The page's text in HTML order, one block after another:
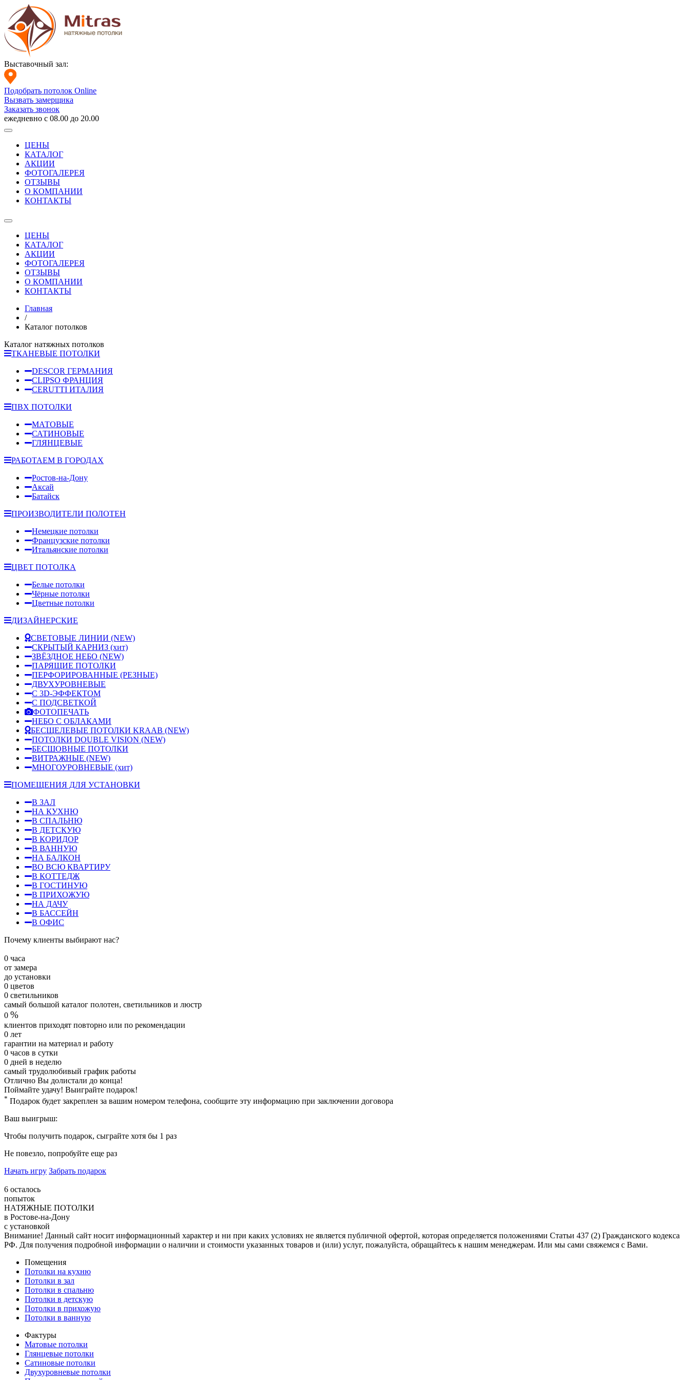
Выставочный зал:
Подобрать потолок Online
Вызвать замерщика
Заказать звонок
ежедневно с 08.00 до 20.00
ЦЕНЫ
КАТАЛОГ
АКЦИИ
ФОТОГАЛЕРЕЯ
ОТЗЫВЫ
О КОМПАНИИ
КОНТАКТЫ
ЦЕНЫ
КАТАЛОГ
АКЦИИ
ФОТОГАЛЕРЕЯ
ОТЗЫВЫ
О КОМПАНИИ
КОНТАКТЫ
Главная
/
Каталог потолков
Каталог натяжных потолков
ТКАНЕВЫЕ ПОТОЛКИ
DESCOR ГЕРМАНИЯ
CLIPSO ФРАНЦИЯ
CERUTTI ИТАЛИЯ
ПВХ ПОТОЛКИ
МАТОВЫЕ
САТИНОВЫЕ
ГЛЯНЦЕВЫЕ
РАБОТАЕМ В ГОРОДАХ
Ростов-на-Дону
Аксай
Батайск
ПРОИЗВОДИТЕЛИ ПОЛОТЕН
Немецкие потолки
Французские потолки
Итальянские потолки
ЦВЕТ ПОТОЛКА
Белые потолки
Чёрные потолки
Цветные потолки
ДИЗАЙНЕРСКИЕ
СВЕТОВЫЕ ЛИНИИ (NEW)
СКРЫТЫЙ КАРНИЗ (хит)
ЗВЁЗДНОЕ НЕБО (NEW)
ПАРЯЩИЕ ПОТОЛКИ
ПЕРФОРИРОВАННЫЕ (РЕЗНЫЕ)
ДВУХУРОВНЕВЫЕ
С 3D-ЭФФЕКТОМ
С ПОДСВЕТКОЙ
ФОТОПЕЧАТЬ
НЕБО С ОБЛАКАМИ
БЕСЩЕЛЕВЫЕ ПОТОЛКИ KRAAB (NEW)
ПОТОЛКИ DOUBLE VISION (NEW)
БЕСШОВНЫЕ ПОТОЛКИ
ВИТРАЖНЫЕ (NEW)
МНОГОУРОВНЕВЫЕ (хит)
ПОМЕЩЕНИЯ ДЛЯ УСТАНОВКИ
В ЗАЛ
НА КУХНЮ
В СПАЛЬНЮ
В ДЕТСКУЮ
В КОРИДОР
В ВАННУЮ
НА БАЛКОН
ВО ВСЮ КВАРТИРУ
В КОТТЕДЖ
В ГОСТИНУЮ
В ПРИХОЖУЮ
НА ДАЧУ
В БАССЕЙН
В ОФИС
Почему клиенты выбирают нас?
0 часа
от замера
до установки
0 цветов
0 светильников
самый большой каталог полотен, светильников и люстр
0 %
клиентов приходят повторно или по рекомендации
0 лет
гарантии на материал и работу
0 часов в сутки
0 дней в неделю
самый трудолюбивый график работы
Отлично Вы долистали до конца!
Поймайте удачу! Выиграйте подарок!
* Подарок будет закреплен за вашим номером телефона, сообщите эту информацию при заключении договора
Ваш выигрыш:
Чтобы получить подарок, сыграйте хотя бы 1 раз
Не повезло, попробуйте еще раз
Начать игру Забрать подарок
6 осталось
попыток
НАТЯЖНЫЕ ПОТОЛКИ
в Ростове-на-Дону
с установкой
Внимание! Данный сайт носит информационный характер и ни при каких условиях не является публичной офертой, которая определяется положениями Статьи 437 (2) Гражданского кодекса
РФ. Для получения подробной информации о наличии и стоимости указанных товаров и (или) услуг, пожалуйста, обращайтесь к нашим менеджерам. Или мы сами свяжемся с Вами.
Помещения
Потолки на кухню
Потолки в зал
Потолки в спальню
Потолки в детскую
Потолки в прихожую
Потолки в ванную
Фактуры
Матовые потолки
Глянцевые потолки
Сатиновые потолки
Двухуровневые потолки